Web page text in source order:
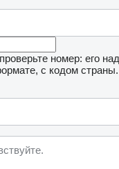
номер: его
с кодом страны.